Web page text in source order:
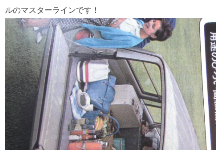
ルのマスターラインです！